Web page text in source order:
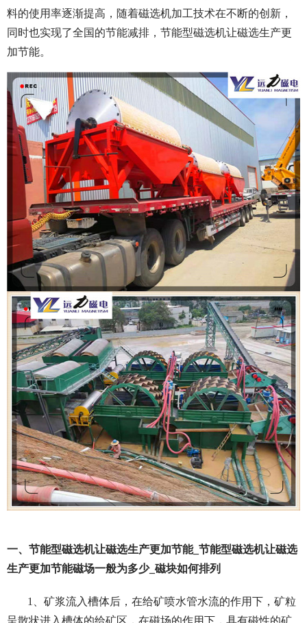
料的使用率逐渐提高，随着磁选机加工技术在不断的创新，
同时也实现了全国的节能减排，节能型磁选机让磁选生产更
加节能。
一、节能型磁选机让磁选生产更加节能_节能型磁选机让磁选
生产更加节能磁场一般为多少_磁块如何排列
1、矿浆流入槽体后，在给矿喷水管水流的作用下，矿粒